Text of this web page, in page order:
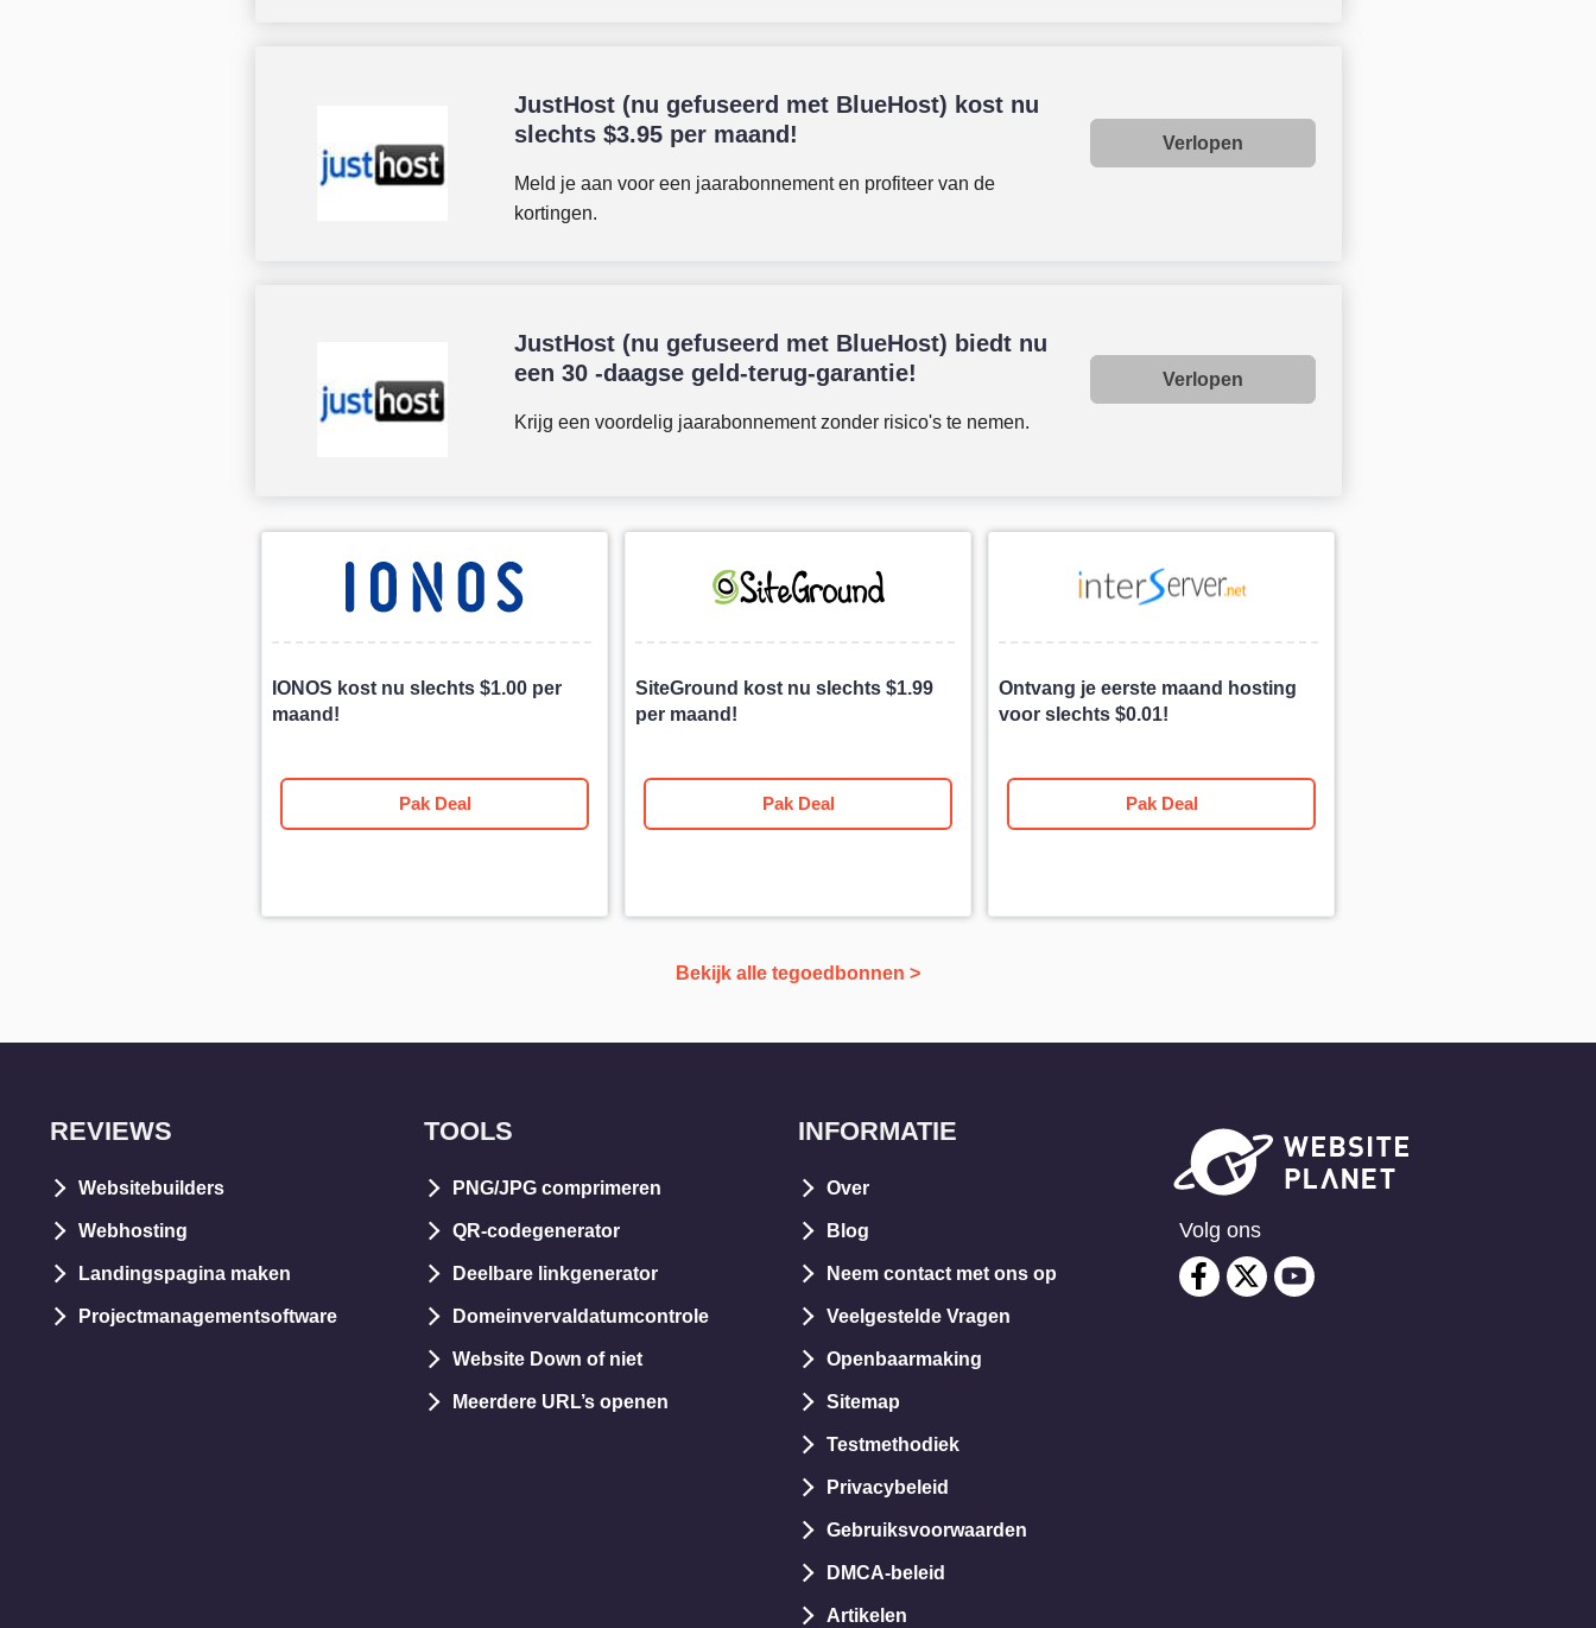
JustHost (nu gefuseerd met BlueHost) kost nu
slechts$3.95 per maand!
Meld je aan voor een jaarabonnement en profiteer van de
kortingen.
Verlopen
JustHost (nu gefuseerd met BlueHost) biedt nu
een 30 -daagse geld-terug-garantie!
Krijg een voordelig jaarabonnement zonder risico's te nemen.
Verlopen
IONOS kost nu slechts $1.00per
maand!
Pak Deal
SiteGround kost nu slechts $1.99
per maand!
Pak Deal
Ontvang je eerste maand hosting
voor slechts $0.01!
Pak Deal
Bekijk alle tegoedbonnen >
REVIEWS
Websitebuilders
Webhosting
Landingspagina maken
Projectmanagementsoftware
TOOLS
PNG/JPG comprimeren
QR-codegenerator
Deelbare linkgenerator
Domeinvervaldatumcontrole
Website Down of niet
Meerdere URL’s openen
INFORMATIE
Over
Blog
Neem contact met ons op
Veelgestelde Vragen
Openbaarmaking
Sitemap
Testmethodiek
Privacybeleid
Gebruiksvoorwaarden
DMCA-beleid
Artikelen
Volg ons